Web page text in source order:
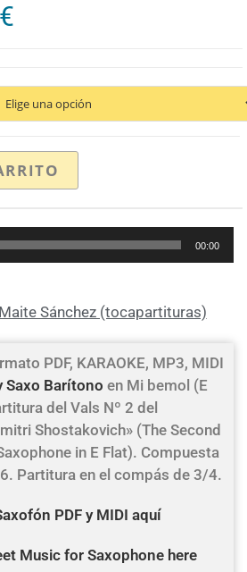
€
00:00
Sánchez (tocapartituras)
PDF, KARAOKE, MP3, MIDI
Saxo Barítono en Mi bemol (E
del Vals Nº 2 del
Shostakovich» (The Second
in E Flat). Compuesta
Partitura en el compás de 3/4.
PDF y MIDI aquí
Music for Saxophone here